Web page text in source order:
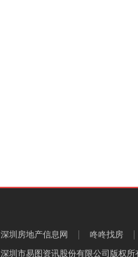
深圳房地产信息网 咚咚找房
深圳市易图资讯股份有限公司 版权